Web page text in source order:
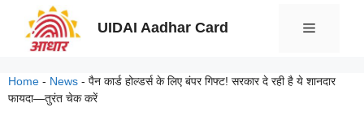
UIDAI Aadhar Card Menu
Home - News - पैन कार्ड होल्डर्स के लिए बंपर गिफ्ट! सरकार दे रही है ये शानदार
फायदा—तुरंत चेक करें